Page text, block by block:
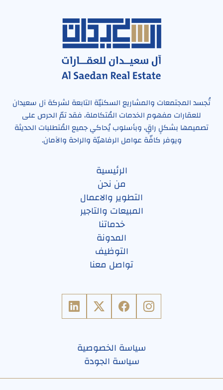
تُجسد المجتمعات والمشاريع السكنيّة التابعة لشركة آل سعيدان
للعقارات مفهوم الخدمات المُتكاملة، فقد تمّ الحرص على
تصميمها بشكلٍ راقٍ، وبأسلوب يُحاكي جميع المُتطلبات الحديثة
ويوفر كافّة عوامل الرفاهيّة والراحة والآمان.
الرئيسية
من نحن
التطوير والاعمال
المبيعات والتاجير
خدماتنا
المدونة
التوظيف
تواصل معنا
سياسة الخصوصية
سياسة الجودة